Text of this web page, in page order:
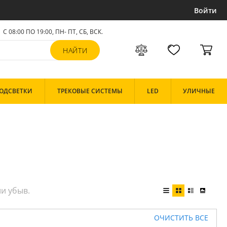
Войти
С 08:00 ПО 19:00, ПН- ПТ,СБ, ВСК.
ТРЕКОВЫЕ СИСТЕМЫ LED УЛИЧНЫЕ
ОЧИСТИТЬ ВСЕ